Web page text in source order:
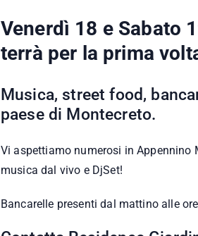
Venerdì 18 e Sabato
terrà per la prima
Musica, street food,
paese di Montecreto.
Vi aspettiamo numerosi in Appennino
musica dal vivo e DjSet!
Bancarelle presenti dal mattino alle